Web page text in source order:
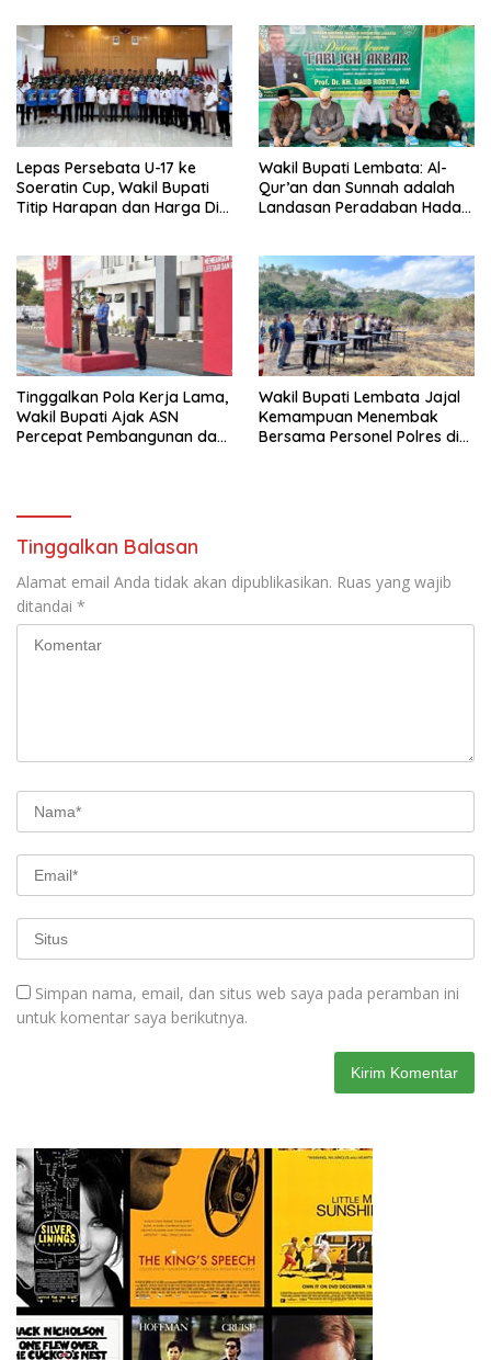
Lepas Persebata U-17 ke
Soeratin Cup, Wakil Bupati
Titip Harapan dan Harga Diri
Wakil Bupati Lembata: Al-
Qur’an dan Sunnah adalah
Landasan Peradaban Hadapi
Tinggalkan Pola Kerja Lama,
Wakil Bupati Ajak ASN
Percepat Pembangunan dan
Wakil Bupati Lembata Jajal
Kemampuan Menembak
Bersama Personel Polres di
Tinggalkan Balasan
Alamat email Anda tidak akan dipublikasikan. Ruas yang wajib
ditandai *
Simpan nama, email, dan situs web saya pada peramban ini
untuk komentar saya berikutnya.